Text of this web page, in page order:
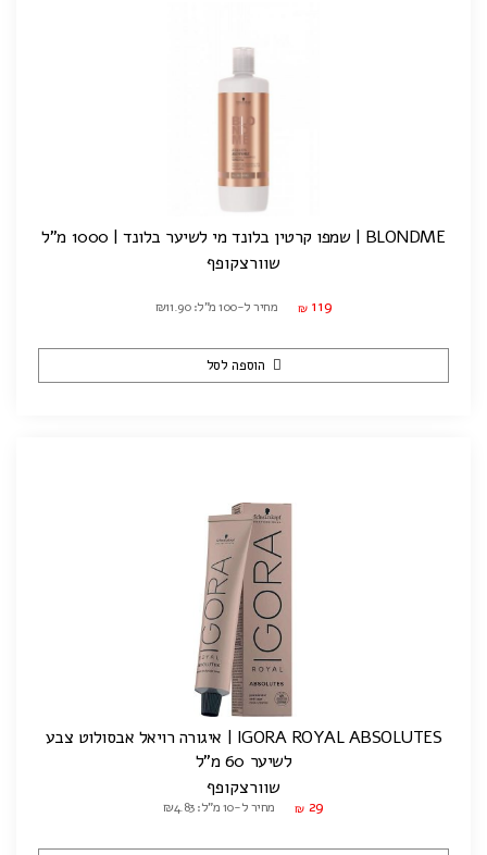
BLONDME | שמפו קרטין בלונד מי לשיער בלונד | 1000 מ"ל
שוורצקופף
₪ 119 מחיר ל-100 מ"ל: ₪11.90
הוספה לסל
IGORA ROYAL ABSOLUTES | איגורה רויאל אבסולוט צבע
לשיער 60 מ"ל
שוורצקופף
₪ 29 מחיר ל-10 מ"ל: ₪4.83